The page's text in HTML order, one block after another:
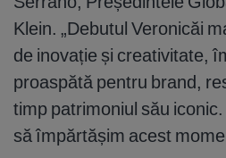
Klein. „Debutul Veronicăi
de inovație și creativitate,
proaspătă pentru brand,
timp patrimoniul său
să împărtășim acest